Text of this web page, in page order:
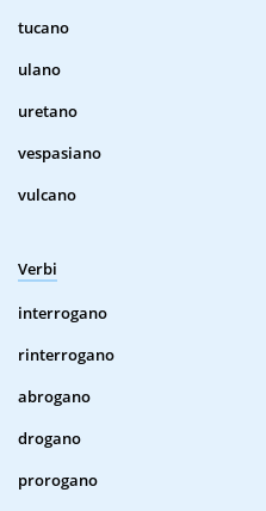
tucano
ulano
uretano
vespasiano
vulcano
Verbi
interrogano
rinterrogano
abrogano
drogano
prorogano